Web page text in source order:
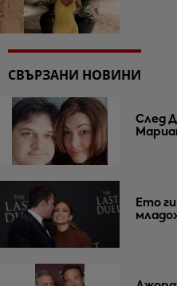
СВЪРЗАНИ НОВИНИ
След
Ето